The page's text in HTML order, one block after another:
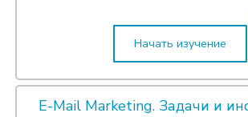
Начать изучение
E-Mail Marketing. Задачи и